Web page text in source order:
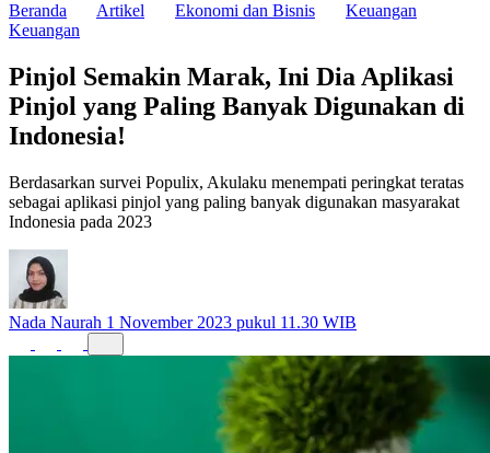
Beranda Artikel Ekonomi dan Bisnis
Keuangan
Keuangan
Pinjol Semakin Marak, Ini Dia Aplikasi
Pinjol yang Paling Banyak Digunakan di
Indonesia!
Berdasarkan survei Populix, Akulaku menempati peringkat teratas
sebagai aplikasi pinjol yang paling banyak digunakan masyarakat
Indonesia pada 2023
Nada Naurah 1 November 2023 pukul 11.30 WIB